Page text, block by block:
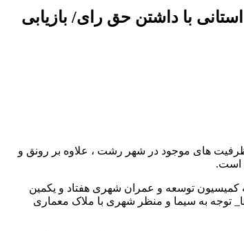
با داشتن حق رای/ بازیابی
های موجود در شهر رشت ، علاوه بر رونق و
است.
توسعه و عمران شهری هفتاد و یکمین
توجه به سیما و منظر شهری با ملاک معماری